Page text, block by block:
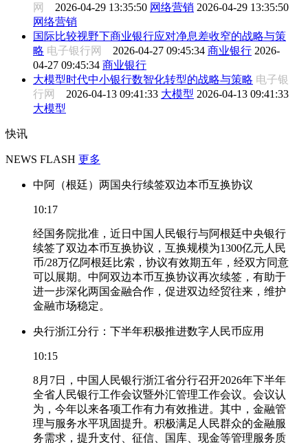
网 2026-04-29 13:35:50 网络营销 2026-04-29 13:35:50
网络营销
国际比较视野下商业银行应对净息差收窄的战略与策
略 电子银行网 2026-04-27 09:45:34 商业银行 2026-
04-27 09:45:34 商业银行
大模型时代中小银行数智化转型的战略与策略 电子银
行网 2026-04-13 09:41:33 大模型 2026-04-13 09:41:33
大模型
快讯
NEWS FLASH 更多
中阿（根廷）两国央行续签双边本币互换协议
10:17
经国务院批准，近日中国人民银行与阿根廷中央银行
续签了双边本币互换协议，互换规模为1300亿元人民
币/28万亿阿根廷比索，协议有效期五年，经双方同意
可以展期。中阿双边本币互换协议再次续签，有助于
进一步深化两国金融合作，促进双边经贸往来，维护
金融市场稳定。
央行浙江分行：下半年积极推进数字人民币应用
10:15
8月7日，中国人民银行浙江省分行召开2026年下半年
全省人民银行工作会议暨外汇管理工作会议。会议认
为，今年以来各项工作有力有效推进。其中，金融管
理与服务水平巩固提升。积极满足人民群众的金融服
务需求，提升支付、征信、国库、现金等管理服务质